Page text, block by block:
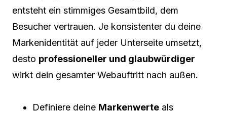
entsteht ein stimmiges Gesamtbild, dem
Besucher vertrauen. Je konsistenter du deine
Markenidentität auf jeder Unterseite umsetzt,
desto professioneller und glaubwürdiger
wirkt dein gesamter Webauftritt nach außen.
Definiere deine Markenwerte als